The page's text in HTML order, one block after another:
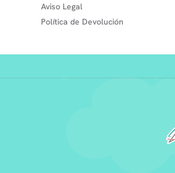
Aviso Legal
Política de Devolución